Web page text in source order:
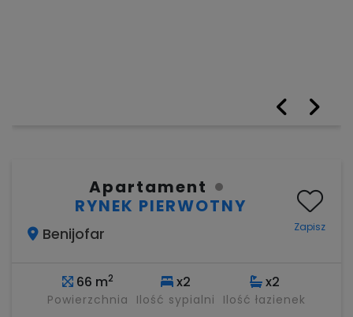
Apartament
RYNEK PIERWOTNY
Benijofar Zapisz
66 m2
Powierzchnia
x2
Ilość sypialni
x2
Ilość łazienek